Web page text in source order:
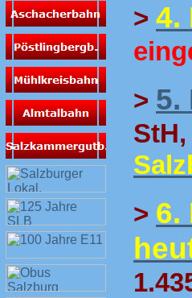
> 4.
> 5.
> 6.